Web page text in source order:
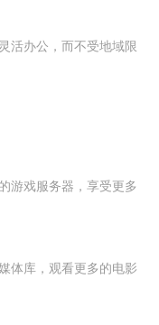
活办公，而不受地域限
游戏服务器，享受更多
体库，观看更多的电影